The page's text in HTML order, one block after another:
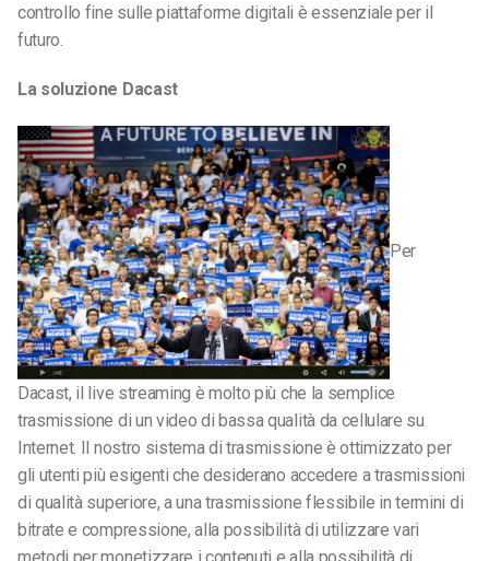
controllo fine sulle piattaforme digitali è essenziale per il
futuro.
La soluzione Dacast
Per
Dacast, il live streaming è molto più che la semplice
trasmissione di un video di bassa qualità da cellulare su
Internet. Il nostro sistema di trasmissione è ottimizzato per
gli utenti più esigenti che desiderano accedere a trasmissioni
di qualità superiore, a una trasmissione flessibile in termini di
bitrate e compressione, alla possibilità di utilizzare vari